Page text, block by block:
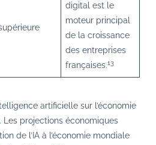
digital est le
moteur principal
de la croissance
des entreprises
françaises.13
artificielle sur l’économie
projections économiques
de l’IA à l’économie mondiale